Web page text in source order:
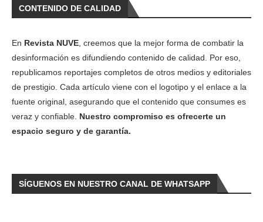
CONTENIDO DE CALIDAD
En Revista NUVE, creemos que la mejor forma de combatir la
desinformación es difundiendo contenido de calidad. Por eso,
republicamos reportajes completos de otros medios y editoriales
de prestigio. Cada artículo viene con el logotipo y el enlace a la
fuente original, asegurando que el contenido que consumes es
veraz y confiable. Nuestro compromiso es ofrecerte un
espacio seguro y de garantía.
SÍGUENOS EN NUESTRO CANAL DE WHATSAPP